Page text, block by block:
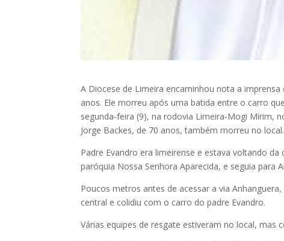
A Diocese de Limeira encaminhou nota a
anos. Ele morreu após uma batida entre o carro
segunda-feira (9), na rodovia Limeira-Mogi Mirim,
Jorge Backes, de 70 anos, também morreu no local.
Padre Evandro era limeirense e estava voltando
paróquia Nossa Senhora Aparecida, e seguia para
Poucos metros antes de acessar a via
central e colidiu com o carro do padre Evandro.
Várias equipes de resgate estiveram no local,